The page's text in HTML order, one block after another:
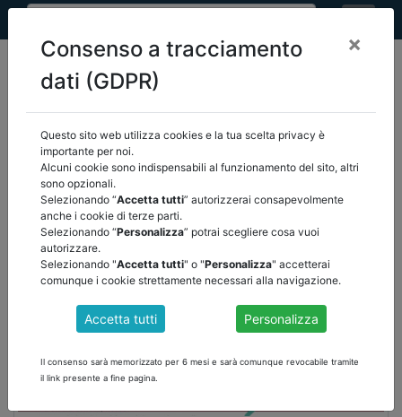
home eventi/torna indietro
EVENTI
Consenso a tracciamento
dati (GDPR)
×
Questo sito web utilizza cookies e la tua scelta privacy è
importante per noi.
Alcuni cookie sono indispensabili al funzionamento del sito, altri
sono opzionali.
Selezionando “Accetta tutti” autorizzerai consapevolmente
anche i cookie di terze parti.
Selezionando “Personalizza” potrai scegliere cosa vuoi
autorizzare.
Selezionando "Accetta tutti" o "Personalizza" accetterai
comunque i cookie strettamente necessari alla navigazione.
Accetta tutti Personalizza
Il consenso sarà memorizzato per 6 mesi e sarà comunque revocabile tramite
il link presente a fine pagina.